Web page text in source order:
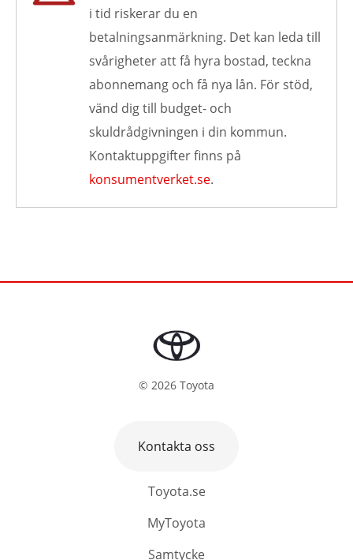
i tid riskerar du en
betalningsanmärkning. Det kan leda till
svårigheter att få hyra bostad, teckna
abonnemang och få nya lån. För stöd,
vänd dig till budget- och
skuldrådgivningen i din kommun.
Kontaktuppgifter finns på
konsumentverket.se.
© 2026 Toyota
Toyota.se
MyToyota
Samtycke
Kontakta oss